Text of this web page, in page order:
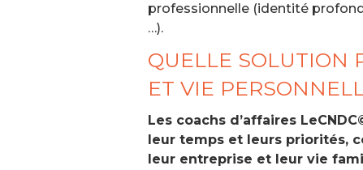
professionnelle (identité
…).
QUELLE SOLUTION
ET VIE
Les coachs d’affaires
leur temps et leurs priorités,
leur entreprise et leur vie